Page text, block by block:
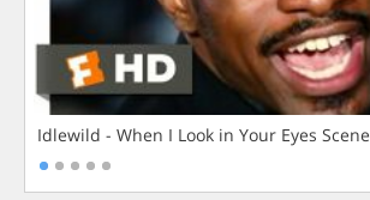
Idlewild - When I Look in Your Eyes Scene